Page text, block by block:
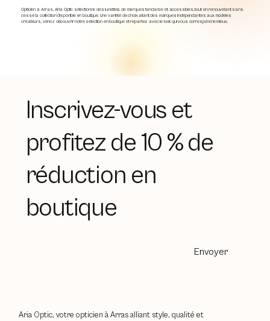
Opticien à Arras, Aria Optic sélectionne des lunettes de marques tendance et accessibles, tout en renouvelant sans
cesse la collection disponible en boutique. Une variété de choix allant des marques indépendantes aux modèles
créateurs, venez découvrir notre sélection en boutique et repartez avec le look qui vous correspond le mieux.
Inscrivez-vous et
profitez de 10 % de
réduction en
boutique
Envoyer
Aria Optic, votre opticien à Arras alliant style, qualité et